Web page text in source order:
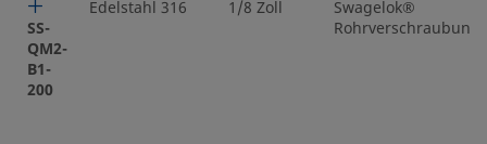
SS-
QM2-
B1-
200
Edelstahl 316 1/8 Zoll
Swagelok®
Rohrverschraubung